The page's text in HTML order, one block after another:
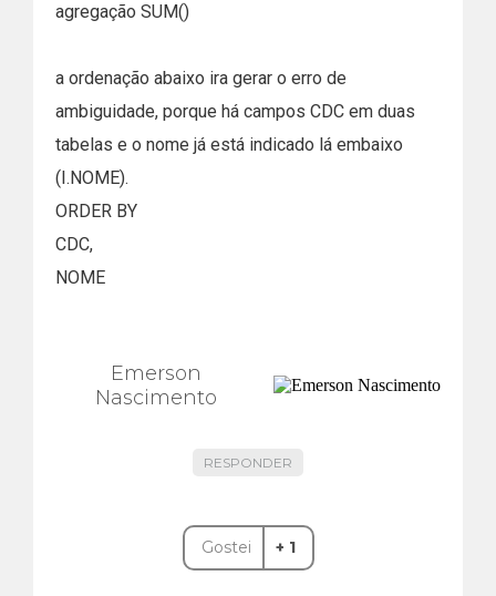
agregação SUM()
a ordenação abaixo ira gerar o erro de
ambiguidade, porque há campos CDC em duas
tabelas e o nome já está indicado lá embaixo
(I.NOME).
ORDER BY
CDC,
NOME
Emerson
Nascimento
RESPONDER
Gostei + 1